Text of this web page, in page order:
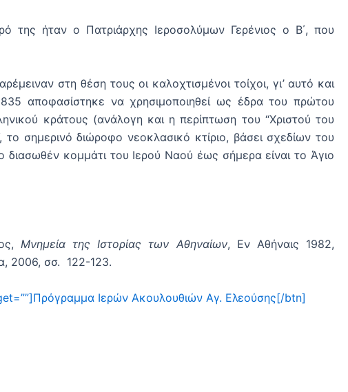
της ήταν ο Πατριάρχης Ιεροσολύμων Γερένιος ο Β΄, που
στη θέση τους οι καλοχτισμένοι τοίχοι, γι’ αυτό και
αποφασίστηκε να χρησιμοποιηθεί ως έδρα του πρώτου
κράτους (ανάλογη και η περίπτωση του “Χριστού του
σημερινό διώροφο νεοκλασικό κτίριο, βάσει σχεδίων του
κομμάτι του Ιερού Ναού έως σήμερα είναι το Άγιο
Μνημεία της Ιστορίας των Αθηναίων, Εν Αθήναις 1982,
2006, σσ. 122-123.
Iερών Ακουλουθιών Αγ. Ελεούσης[/btn]